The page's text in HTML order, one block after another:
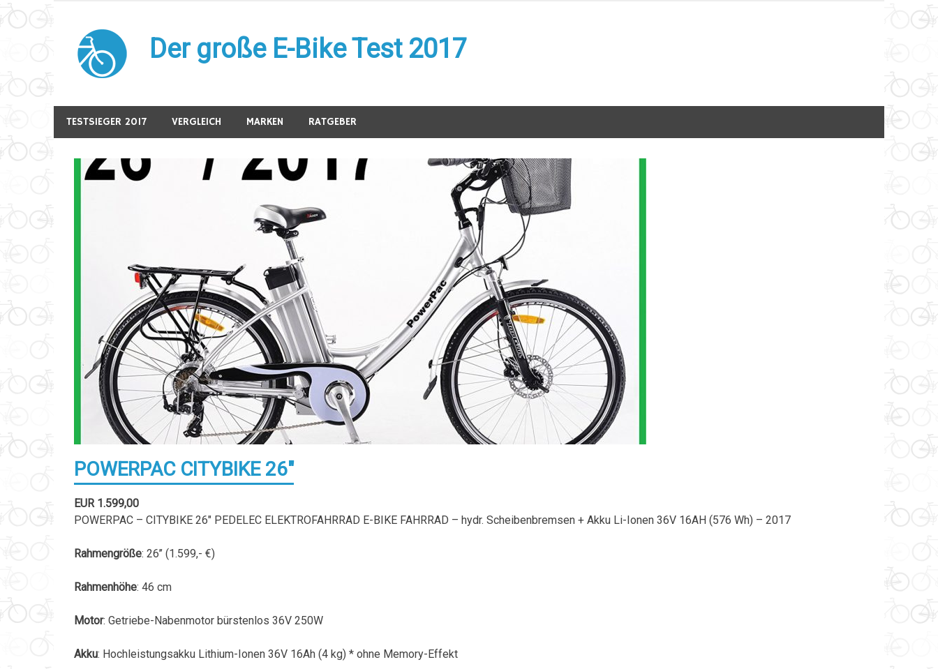
springen
Der große E-Bike Test 2017
TESTSIEGER 2017 VERGLEICH MARKEN RATGEBER
POWERPAC CITYBIKE 26″
EUR 1.599,00
POWERPAC – CITYBIKE 26″ PEDELEC ELEKTROFAHRRAD E-BIKE FAHRRAD – hydr. Scheibenbremsen + Akku Li-Ionen 36V 16AH (576 Wh) – 2017
Rahmengröße: 26’’ (1.599,- €)
Rahmenhöhe: 46 cm
Motor: Getriebe-Nabenmotor bürstenlos 36V 250W
Akku: Hochleistungsakku Lithium-Ionen 36V 16Ah (4 kg) * ohne Memory-Effekt